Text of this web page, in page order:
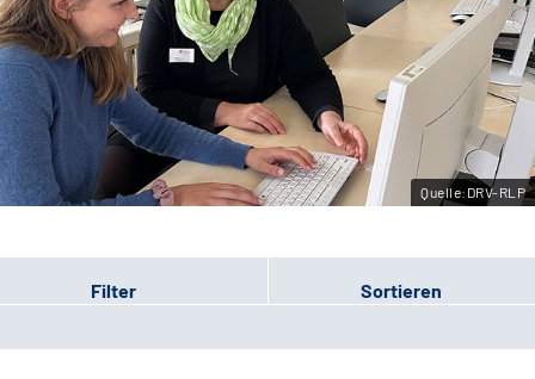
Zuweisende
Suche
Leichte Sprache
Gebärdensprache
Quelle:DRV-RLP
Filter Sortieren